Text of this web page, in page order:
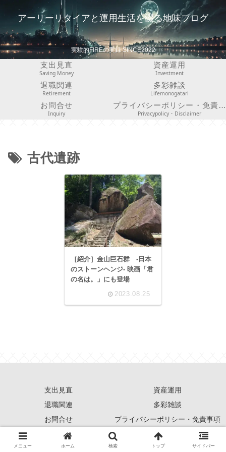
アーリーリタイアと運用生活を綴る地味ブログ
実験的FIREの実録 SINCE2022
支出見直
Saving Money
資産運用
Investment
退職関連
Retirement
多彩雑談
Lifemonogatari
お問合せ
Inquiry
プライバシーポリシー・免責事項
Privacypolicy・Disclaimer
古代遺跡
［紹介］金山巨石群 -日本
のストーンヘンジ- 映画「君
の名は。」にも登場
2023.08.25
支出見直
資産運用
退職関連
多彩雑談
お問合せ
プライバシーポリシー・免責事項
© 2023 アーリーリタイアと運用生活を綴る地味ブログ.
メニュー ホーム 検索 トップ サイドバー